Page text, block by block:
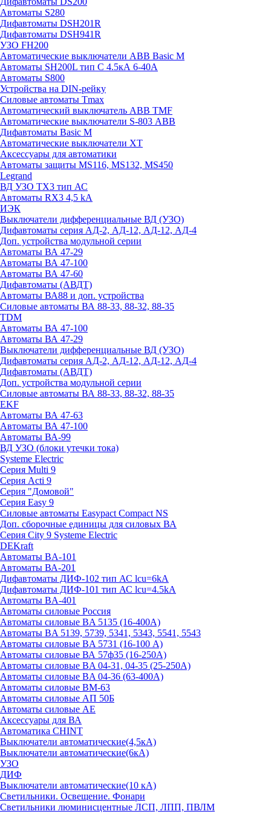
Автоматы S280
Дифавтоматы DSH201R
Дифавтоматы DSH941R
УЗО FH200
Автоматические выключатели ABB Basic M
Автоматы SH200L тип С 4.5кА 6-40А
Автоматы S800
Устройства на DIN-рейку
Силовые автоматы Tmax
Автоматический выключатель ABB TMF
Автоматические выключатели S-803 АВВ
Дифавтоматы Basic M
Автоматические выключатели XT
Аксессуары для автоматики
Автоматы защиты MS116, MS132, MS450
Legrand
ВД УЗО TX3 тип АС
Автоматы RX3 4,5 kA
ИЭК
Выключатели дифференциальные ВД (УЗО)
Дифавтоматы серия АД-2, АД-12, АД-12, АД-4
Доп. устройства модульной серии
Автоматы ВА 47-29
Автоматы ВА 47-100
Автоматы ВА 47-60
Дифавтоматы (АВДТ)
Автоматы ВА88 и доп. устройства
Силовые автоматы ВА 88-33, 88-32, 88-35
TDM
Автоматы ВА 47-100
Автоматы ВА 47-29
Выключатели дифференциальные ВД (УЗО)
Дифавтоматы серия АД-2, АД-12, АД-12, АД-4
Дифавтоматы (АВДТ)
Доп. устройства модульной серии
Силовые автоматы ВА 88-33, 88-32, 88-35
EKF
Автоматы ВА 47-63
Автоматы ВА 47-100
Автоматы ВА-99
ВД УЗО (блоки утечки тока)
Systeme Electric
Серия Multi 9
Серия Acti 9
Серия "Домовой"
Серия Easy 9
Силовые автоматы Easypact Compact NS
Доп. сборочные единицы для силовых ВА
Серия City 9 Systeme Electric
DEKraft
Автоматы BA-101
Автоматы ВА-201
Дифавтоматы ДИФ-102 тип АС lcu=6kA
Дифавтоматы ДИФ-101 тип АС lcu=4.5kA
Автоматы BA-401
Автоматы силовые Россия
Автоматы силовые BA 5135 (16-400А)
Автоматы BA 5139, 5739, 5341, 5343, 5541, 5543
Автоматы силовые BA 5731 (16-100 А)
Автоматы силовые ВА 57ф35 (16-250А)
Автоматы силовые BA 04-31, 04-35 (25-250А)
Автоматы силовые BA 04-36 (63-400А)
Автоматы силовые ВМ-63
Автоматы силовые АП 50Б
Автоматы силовые АЕ
Аксессуары для ВА
Автоматика CHINT
Выключатели автоматические(4,5кА)
Выключатели автоматические(6кА)
УЗО
ДИФ
Выключатели автоматические(10 кА)
Светильники. Освещение. Фонари
Светильники люминисцентные ЛСП, ЛПП, ПВЛМ